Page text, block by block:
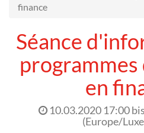
finance
Séance
en
10.03.2020 17:00bis
(Europe/